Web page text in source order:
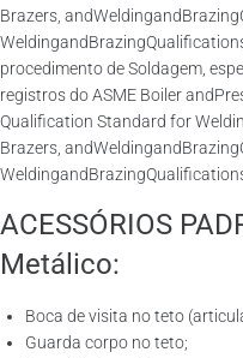
Brazers,
procedimento de Soldagem,
registros do ASME Boiler
Qualification Standard for
Brazers,
ACESSÓRIOS
Metálico:
Boca de visita no teto
Guarda corpo no teto;